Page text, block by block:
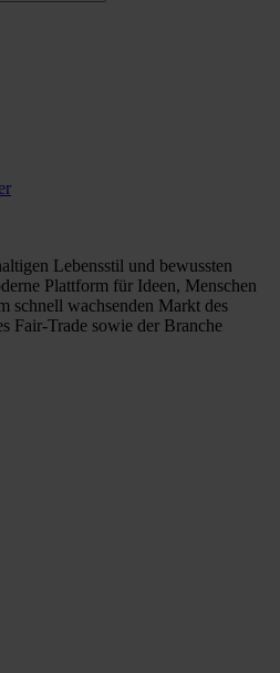
Lebensstil und bewussten
Plattform für Ideen, Menschen
schnell wachsenden Markt des
Fair-Trade sowie der Branche